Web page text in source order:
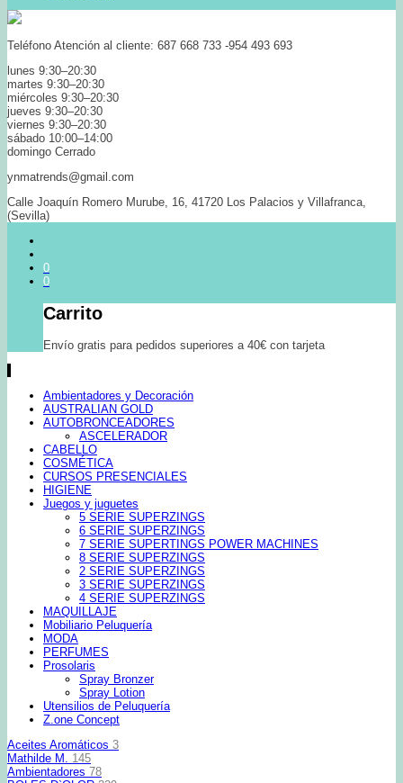
Teléfono Atención al cliente: 687 668 733 -954 493 693
lunes 9:30–20:30
martes 9:30–20:30
miércoles 9:30–20:30
jueves 9:30–20:30
viernes 9:30–20:30
sábado 10:00–14:00
domingo Cerrado
ynmatrends@gmail.com
Calle Joaquín Romero Murube, 16, 41720 Los Palacios y Villafranca,
(Sevilla)
0
0
Carrito
Envío gratis para pedidos superiores a 40€ con tarjeta
Ambientadores y Decoración
AUSTRALIAN GOLD
AUTOBRONCEADORES
ASCELERADOR
CABELLO
COSMÉTICA
CURSOS PRESENCIALES
HIGIENE
Juegos y juguetes
5 SERIE SUPERZINGS
6 SERIE SUPERZINGS
7 SERIE SUPERTINGS POWER MACHINES
8 SERIE SUPERZINGS
2 SERIE SUPERZINGS
3 SERIE SUPERZINGS
4 SERIE SUPERZINGS
MAQUILLAJE
Mobiliario Peluquería
MODA
PERFUMES
Prosolaris
Spray Bronzer
Spray Lotion
Utensilios de Peluquería
Z.one Concept
Aceites Aromáticos 3
Mathilde M. 145
Ambientadores 78